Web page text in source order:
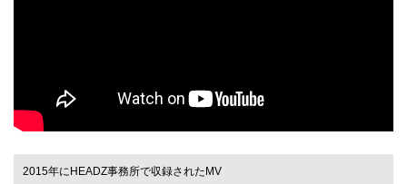
2015年にHEADZ事務所で収録されたMV